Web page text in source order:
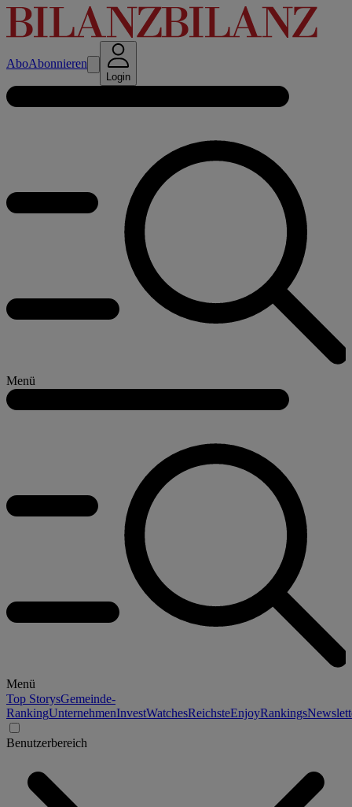
AboAbonnieren
Login
Menü
Menü
Top StorysGemeinde-
RankingUnternehmenInvestWatchesReichsteEnjoyRankings
Benutzerbereich